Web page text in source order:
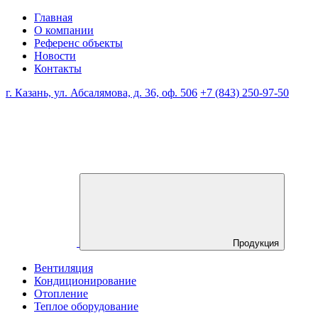
Главная
О компании
Референс объекты
Новости
Контакты
г. Казань, ул. Абсалямова, д. 36, оф. 506 +7 (843) 250-97-50
Продукция
Вентиляция
Кондиционирование
Отопление
Теплое оборудование